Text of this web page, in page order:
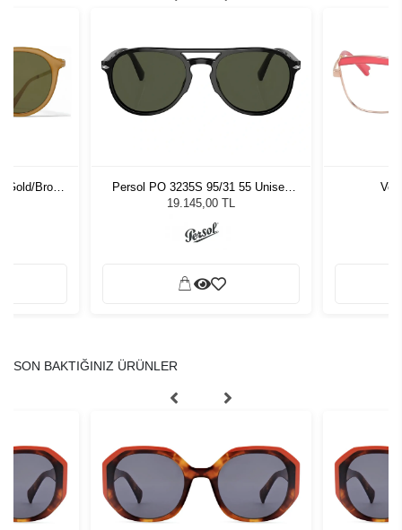
Brown
Persol PO 3235S 95/31 55 Unisex
Güneş Gözlüğü
19.145,00 TL
SON BAKTIĞINIZ ÜRÜNLER